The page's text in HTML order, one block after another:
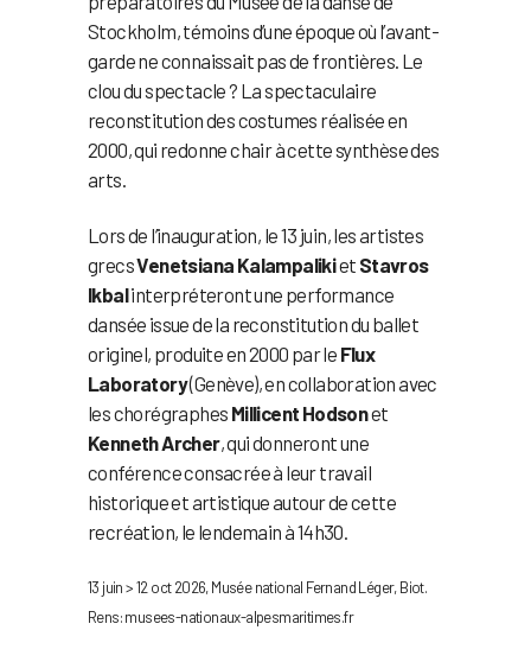
Stockholm, témoins d’une époque où l’avant-
garde ne connaissait pas de frontières. Le
clou du spectacle ? La spectaculaire
reconstitution des costumes réalisée en
2000, qui redonne chair à cette synthèse des
arts.
Lors de l’inauguration, le 13 juin, les artistes
grecsVenetsiana Kalampalikiet Stavros
Ikbalinterpréteront une performance
dansée issue de la reconstitution du ballet
originel, produite en 2000 par le Flux
Laboratory(Genève), en collaboration avec
les chorégraphes Millicent Hodsonet
Kenneth Archer, qui donneront une
conférence consacrée à leur travail
historique et artistique autour de cette
recréation, le lendemain à 14h30.
13 juin > 12 oct 2026, Musée national Fernand Léger, Biot.
Rens: musees-nationaux-alpesmaritimes.fr